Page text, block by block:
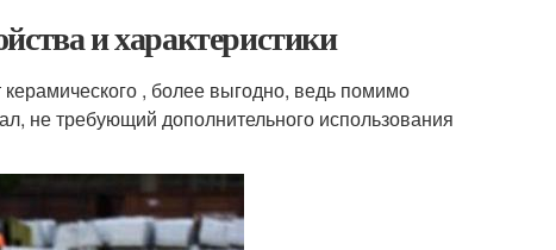
и характеристики
, более выгодно, ведь помимо
не требующий дополнительного использования